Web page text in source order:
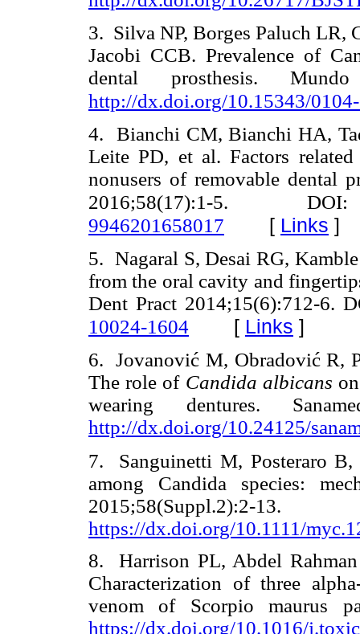
3. Silva NP, Borges Paluch LR,
Jacobi CCB. Prevalence of
dental prosthesis.
http://dx.doi.org/10.15343/
4. Bianchi CM, Bianchi HA,
Leite PD, et al. Factors
nonusers of removable dental
2016;58(17):1-5. DOI:
9946201658017 [ Links ]
5. Nagaral S, Desai RG,
from the oral cavity and
Dent Pract 2014;15(6):712-6.
10024-1604 [ Links ]
6. JovanovićM, Obradović R,
The role of Candida albicans
wearing dentures.
http://dx.doi.org/10.24125/
7. Sanguinetti M, Posteraro
among Candida species:
https://dx.doi.org/10.1111/
8. Harrison PL, Abdel
Characterization of three
venom of Scorpio maurus
https://dx.doi.org/10.1016/